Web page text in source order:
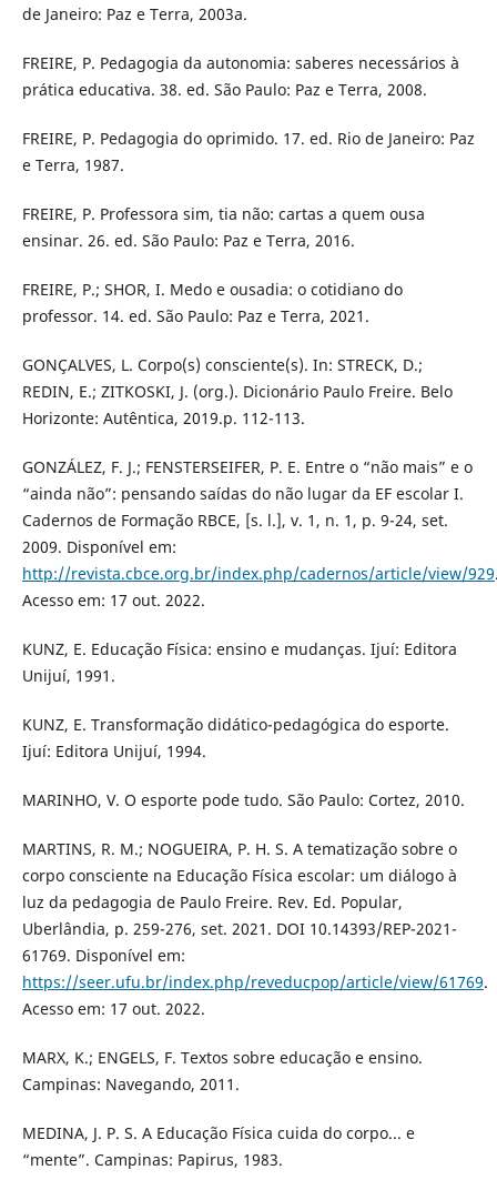
de Janeiro: Paz e Terra, 2003a.
FREIRE, P. Pedagogia da autonomia: saberes necessários à
prática educativa. 38. ed. São Paulo: Paz e Terra, 2008.
FREIRE, P. Pedagogia do oprimido. 17. ed. Rio de Janeiro: Paz
e Terra, 1987.
FREIRE, P. Professora sim, tia não: cartas a quem ousa
ensinar. 26. ed. São Paulo: Paz e Terra, 2016.
FREIRE, P.; SHOR, I. Medo e ousadia: o cotidiano do
professor. 14. ed. São Paulo: Paz e Terra, 2021.
GONÇALVES, L. Corpo(s) consciente(s). In: STRECK, D.;
REDIN, E.; ZITKOSKI, J. (org.). Dicionário Paulo Freire. Belo
Horizonte: Autêntica, 2019.p. 112-113.
GONZÁLEZ, F. J.; FENSTERSEIFER, P. E. Entre o “não mais” e o
“ainda não”: pensando saídas do não lugar da EF escolar I.
Cadernos de Formação RBCE, [s. l.], v. 1, n. 1, p. 9-24, set.
2009. Disponível em:
http://revista.cbce.org.br/index.php/cadernos/article/view/929
Acesso em: 17 out. 2022.
KUNZ, E. Educação Física: ensino e mudanças. Ijuí: Editora
Unijuí, 1991.
KUNZ, E. Transformação didático-pedagógica do esporte.
Ijuí: Editora Unijuí, 1994.
MARINHO, V. O esporte pode tudo. São Paulo: Cortez, 2010.
MARTINS, R. M.; NOGUEIRA, P. H. S. A tematização sobre o
corpo consciente na Educação Física escolar: um diálogo à
luz da pedagogia de Paulo Freire. Rev. Ed. Popular,
Uberlândia, p. 259-276, set. 2021. DOI 10.14393/REP-2021-
61769. Disponível em:
https://seer.ufu.br/index.php/reveducpop/article/view/61769.
Acesso em: 17 out. 2022.
MARX, K.; ENGELS, F. Textos sobre educação e ensino.
Campinas: Navegando, 2011.
MEDINA, J. P. S. A Educação Física cuida do corpo... e
“mente”. Campinas: Papirus, 1983.